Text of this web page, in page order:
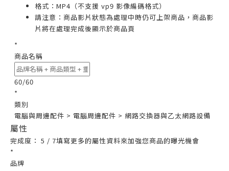
格式：MP4（不支援 vp9 影像編碼格式）
請注意：商品影片狀態為處理中時仍可上架商品，商品影
片將在處理完成後顯示於商品頁
*
商品名稱
60/60
*
類別
電腦與周邊配件 > 電腦周邊配件 > 網路交換器與乙太網路設備
屬性
完成度： 5 / 7填寫更多的屬性資料來加強您商品的曝光機會
*
品牌